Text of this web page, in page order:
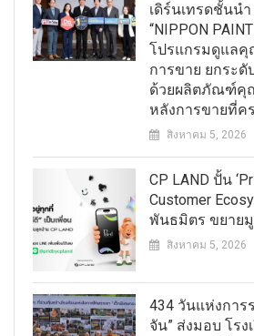
เดิร์นเทรดชั้นน
“NIPPON PAINT
โปรแกรมดูแล
การขาย ยกระ
ด้วยผลิตภัณฑ์คุ
หลังการขายที่ค
สิงหาคม 5, 2026
CP LAND ปั้น
Customer
พันธมิตร ขยาย
สิงหาคม 5, 2026
434 วันแห่งการ
จัน” ส่งมอบ โรง